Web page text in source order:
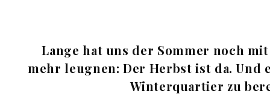
Lange hat uns der Sommer noch
mehr leugnen: Der Herbst ist da.
Winterquartier zu